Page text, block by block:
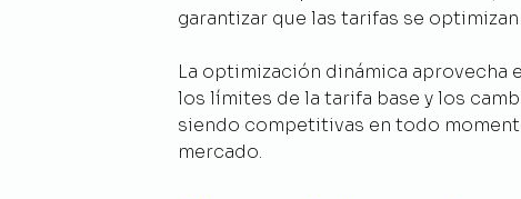
garantizar que las tarifas se
La optimización dinámica
los límites de la tarifa base y los
siendo competitivas en todo
mercado.